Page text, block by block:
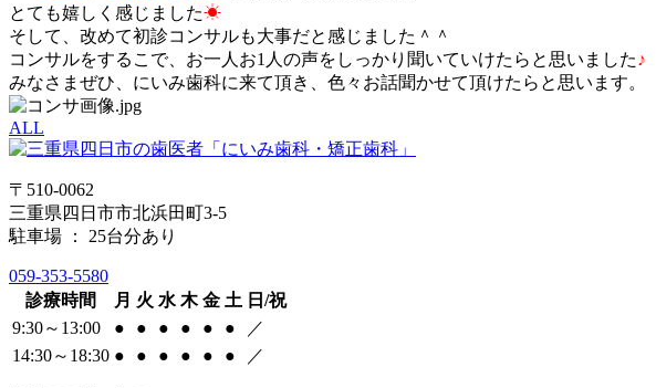
とても嬉しく感じました☀
そして、改めて初診コンサルも大事だと感じました＾＾
コンサルをするこで、お一人お1人の声をしっかり聞いていけたらと思いました♪
みなさまぜひ、にいみ歯科に来て頂き、色々お話聞かせて頂けたらと思います。
ALL
〒510-0062
三重県四日市市北浜田町3-5
駐車場 ： 25台分あり
059-353-5580
診療時間
月 火 水 木 金 土 日/祝
9:30～13:00
● ● ● ● ● ●
／
14:30～18:30 ● ● ● ● ● ● ／